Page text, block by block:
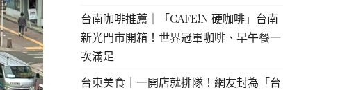
台南咖啡推薦｜「CAFE!N 硬咖啡」台南
新光門市開箱！世界冠軍咖啡、早午餐一
次滿足
台東美食｜一開店就排隊！網友封為「台